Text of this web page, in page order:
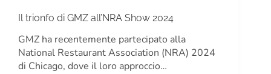
Il trionfo di GMZ all’NRA Show 2024
GMZ ha recentemente partecipato alla
National Restaurant Association (NRA) 2024
di Chicago, dove il loro approccio…